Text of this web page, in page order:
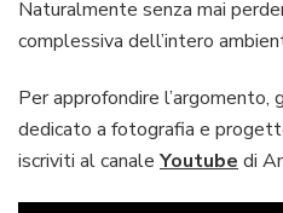
Naturalmente senza mai
complessiva dell’intero
Per approfondire l’argomento,
dedicato a fotografia e
iscriviti al canale Youtube di